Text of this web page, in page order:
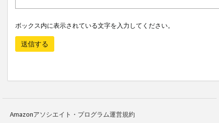
ボックス内に表示されている文字を入力してください。
送信する
Amazonアソシエイト・プログラム運営規約